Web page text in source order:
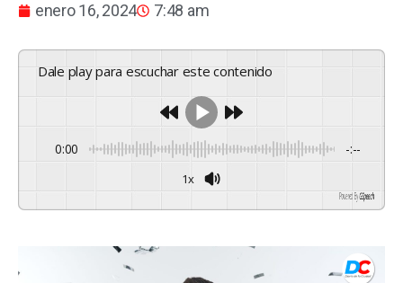
enero 16, 2024 7:48 am
Dale play para escuchar este contenido
0:00 -:--
1x
Powered ByGSpeech